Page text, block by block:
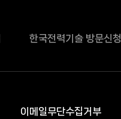
한국전력기술 방문신청
이메일무단수집거부